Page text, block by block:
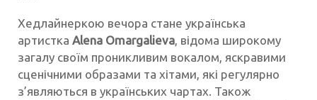
Хедлайнеркою вечора стане українська
артистка Alena Omargalieva, відома широкому
загалу своїм проникливим вокалом, яскравими
сценічними образами та хітами, які регулярно
з’являються в українських чартах. Також